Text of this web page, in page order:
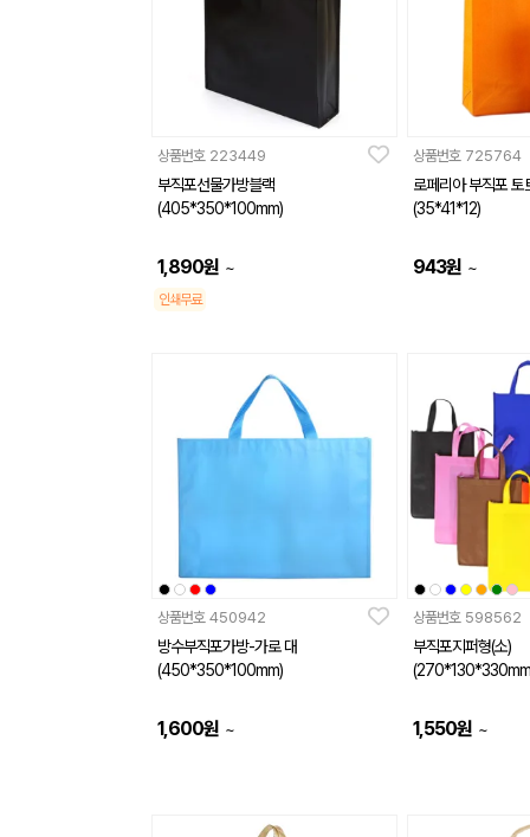
상품번호 223449
부직포선물가방블랙
(405*350*100mm)
1,890원 ~
인쇄무료
상품번호 725764
로페리아 부직포 토
(35*41*12)
943원 ~
상품번호 450942
방수부직포가방-가로 대
(450*350*100mm)
1,600원 ~
상품번호 598562
부직포지퍼형(소)
1,550원 ~